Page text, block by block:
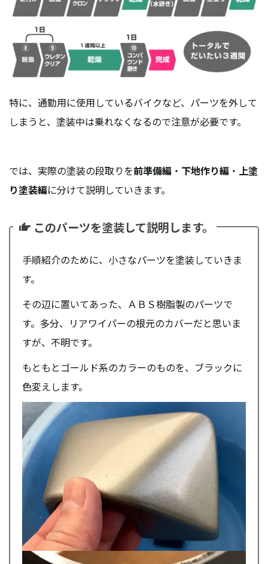
特に、通勤用に使用しているバイクなど、パーツを外して
しまうと、塗装中は乗れなくなるので注意が必要です。
では、実際の塗装の段取りを前準備編 ・ 下地作り編 ・ 上塗
り塗装編に分けて説明していきます。
このパーツを塗装して説明します。
手順紹介のために、小さなパーツを塗装していきま
す。
その辺に置いてあった、ＡＢＳ樹脂製のパーツで
す。多分、リアワイパーの根元のカバーだと思いま
すが、不明です。
もともとゴールド系のカラーのものを、ブラックに
色変えします。